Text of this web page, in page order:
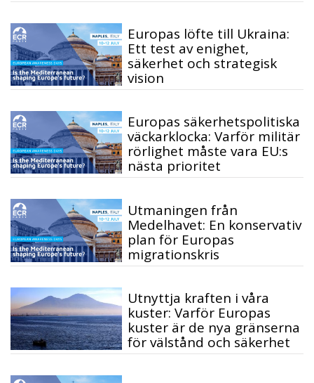
Europas löfte till Ukraina:
Ett test av enighet,
säkerhet och strategisk
vision
Europas säkerhetspolitiska
väckarklocka: Varför militär
rörlighet måste vara EU:s
nästa prioritet
Utmaningen från
Medelhavet: En konservativ
plan för Europas
migrationskris
Utnyttja kraften i våra
kuster: Varför Europas
kuster är de nya gränserna
för välstånd och säkerhet